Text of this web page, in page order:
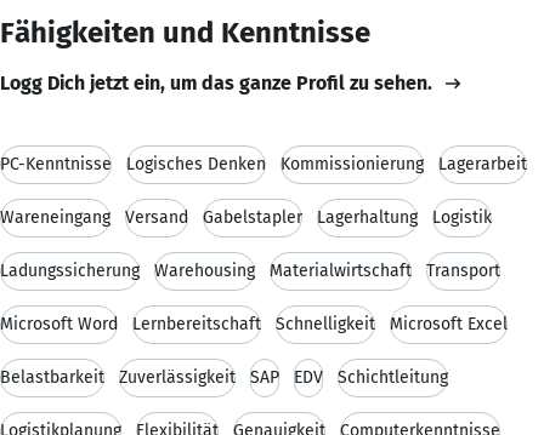
Fähigkeiten und Kenntnisse
Logg Dich jetzt ein, um das ganze Profil zu sehen.
PC-Kenntnisse Logisches Denken Kommissionierung Lagerarbeit
Wareneingang Versand Gabelstapler Lagerhaltung Logistik
Ladungssicherung Warehousing Materialwirtschaft Transport
Microsoft Word Lernbereitschaft Schnelligkeit Microsoft Excel
Belastbarkeit Zuverlässigkeit SAP EDV Schichtleitung
Logistikplanung Flexibilität Genauigkeit Computerkenntnisse